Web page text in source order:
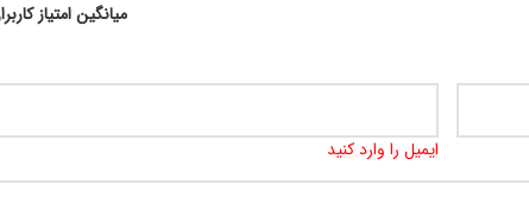
میانگین امتیاز کاربران: 0.0 (0
ایمیل را وارد کنید